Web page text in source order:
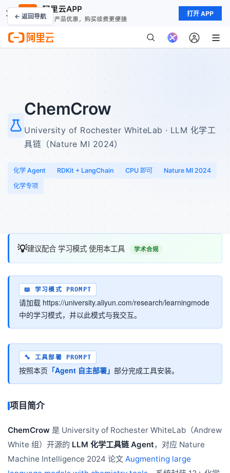
打开 APP
← 返回导航
ChemCrow
University of Rochester WhiteLab · LLM 化学工
具链（Nature MI 2024）
化学 Agent RDKit + LangChain CPU 即可 Nature MI 2024
化学专项
💡建议配合 学习模式 使用本工具 学术合规
📖 学习模式 PROMPT
请加载 https://university.aliyun.com/research/learningmode
中的学习模式，并以此模式与我交互。
🔧 工具部署 PROMPT
按照本页 「Agent 自主部署」 部分完成工具安装。
项目简介
ChemCrow是 University of Rochester WhiteLab（Andrew
White 组）开源的 LLM 化学工具链 Agent，对应 Nature
Machine Intelligence 2024 论文 Augmenting large